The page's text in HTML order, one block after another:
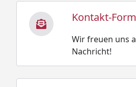
Kontakt-
Wir freuen uns
Nachricht!